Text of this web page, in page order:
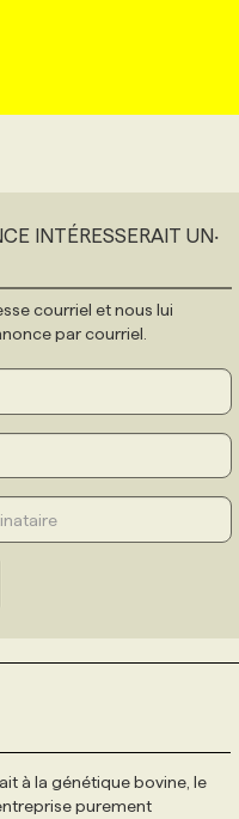
INTÉRESSERAIT UN‧
courriel et nous lui
par courriel.
à la génétique bovine, le
purement